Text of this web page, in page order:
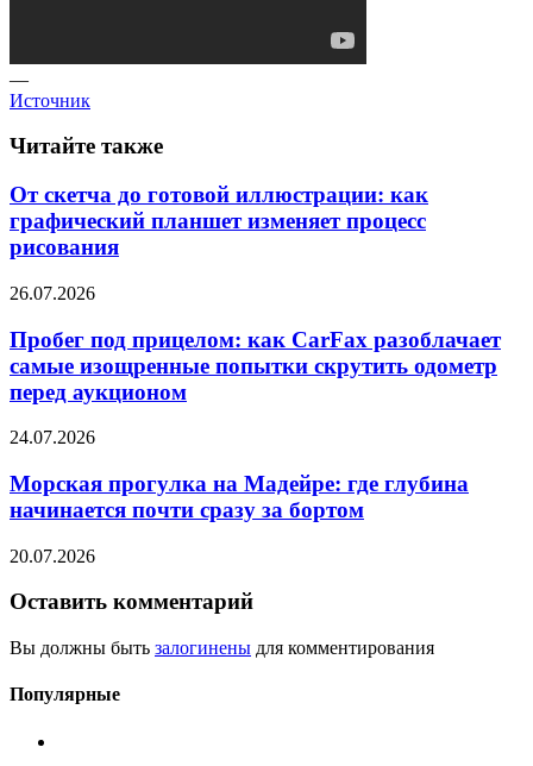
—
Источник
Читайте также
От скетча до готовой иллюстрации: как
графический планшет изменяет процесс
рисования
26.07.2026
Пробег под прицелом: как CarFax разоблачает
самые изощренные попытки скрутить одометр
перед аукционом
24.07.2026
Морская прогулка на Мадейре: где глубина
начинается почти сразу за бортом
20.07.2026
Оставить комментарий
Вы должны быть залогинены для комментирования
Популярные